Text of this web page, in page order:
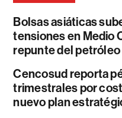
Bolsas asiáticas
tensiones en Medio
repunte del petróleo
Cencosud reporta
trimestrales por
nuevo plan